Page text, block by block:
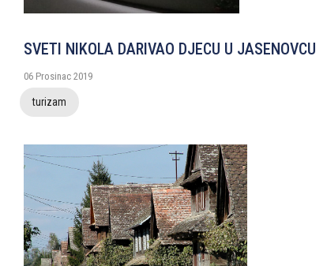
SVETI NIKOLA DARIVAO DJECU U JASENOVCU
06 Prosinac 2019
turizam